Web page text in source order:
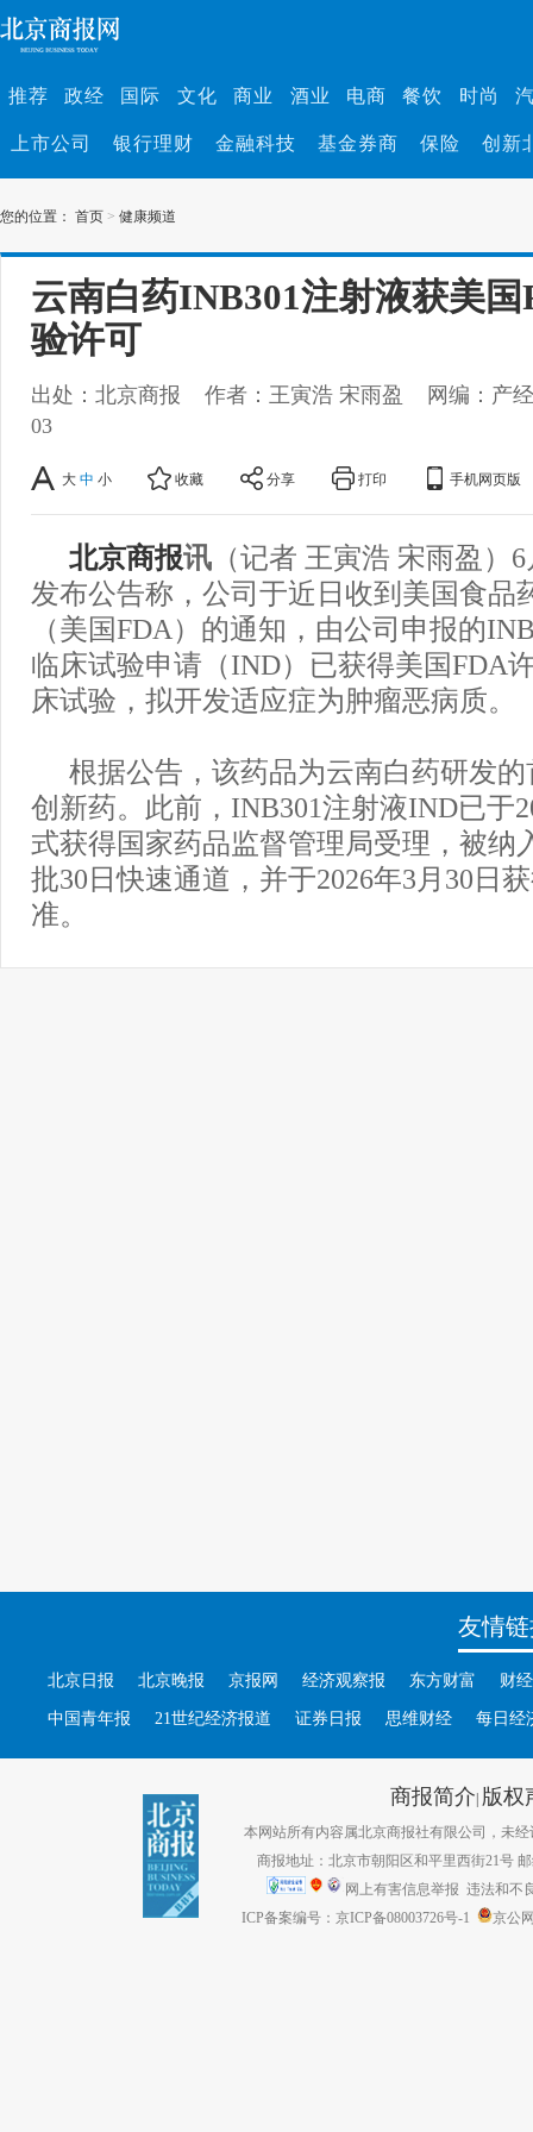
推荐 政经 国际 文化 商业 酒业 电商 餐饮 时尚
上市公司 银行理财 金融科技 基金券商 保险 创新
您的位置： 首页 > 健康频道
云南白药INB301注射液获美
验许可
出处：北京商报 作者：王寅浩 宋雨盈
网编：产
03
大 中 小 收藏 分享 打印 手机网页版
北京商报讯 （记者 王寅浩 宋雨盈）
发布公告称，公司于近日收到美国食品
（美国FDA）的通知，由公司申报的
临床试验申请（IND）已获得美国FDA
床试验，拟开发适应症为肿瘤恶病质。
根据公告，该药品为云南白药研发
创新药。此前，INB301注射液IND已于
式获得国家药品监督管理局受理，被纳
批30日快速通道，并于2026年3月30日
准。
友情
北京日报 北京晚报 京报网 经济观察报 东方财富 财
中国青年报 21世纪经济报道 证券日报 思维财经 每日经
商报简介| 版权
本网站所有内容属北京商报社有限公司，未经
商报地址：北京市朝阳区和平里西街21号
网上有害信息举报 违法和不
ICP备案编号：京ICP备08003726号-1
京公